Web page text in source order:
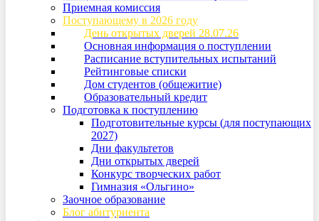
Приемная комиссия
Поступающему в 2026 году
День открытых дверей 28.07.26
Основная информация о поступлении
Расписание вступительных испытаний
Рейтинговые списки
Дом студентов (общежитие)
Образовательный кредит
Подготовка к поступлению
Подготовительные курсы (для поступающих
2027)
Дни факультетов
Дни открытых дверей
Конкурс творческих работ
Гимназия «Ольгино»
Заочное образование
Блог абитуриента